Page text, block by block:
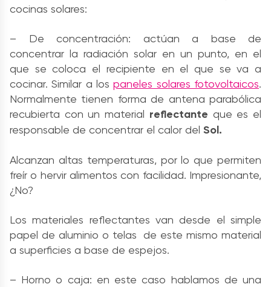
cocinas solares:
– De concentración: actúan a base de
concentrar la radiación solar en un punto, en el
que se coloca el recipiente en el que se va a
cocinar. Similar a lospaneles solares fotovoltaicos.
Normalmente tienen forma de antena parabólica
recubierta con un material reflectante que es el
responsable de concentrar el calor del Sol.
Alcanzan altas temperaturas, por lo que permiten
freír o hervir alimentos con facilidad. Impresionante,
¿No?
Los materiales reflectantes van desde el simple
papel de aluminio o telas de este mismo material
a superficies a base de espejos.
– Horno o caja: en este caso hablamos de una